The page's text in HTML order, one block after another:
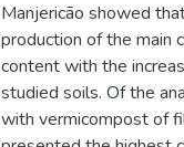
Manjericão showed
production of the main
content with the
studied soils. Of the
with vermicompost of